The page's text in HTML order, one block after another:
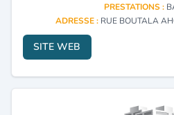
PRESTATIONS :
ADRESSE : RUE BOUTALA
SITE WEB